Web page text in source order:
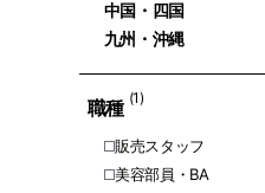
中国・四国
九州・沖縄
職種 (1)
販売スタッフ
美容部員・BA